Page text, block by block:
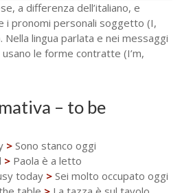
a differenza dell’italiano, e
i pronomi personali soggetto (I,
Nella lingua parlata e nei messaggi
le forme contratte (I’m,
– to be
> Sono stanco oggi
> Paola è a letto
today > Sei molto occupato oggi